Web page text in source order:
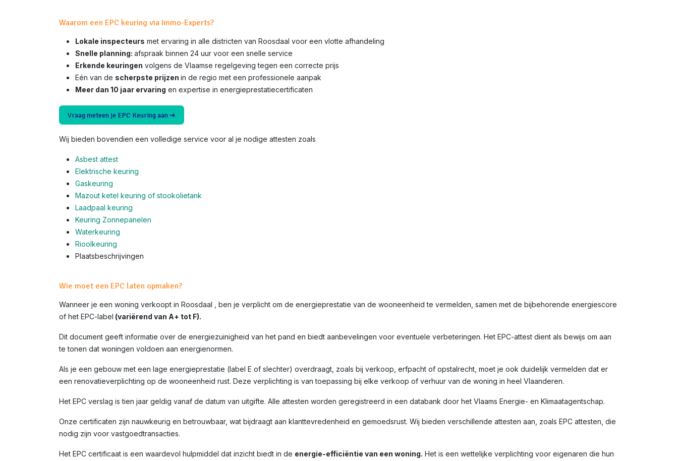
Waarom een EPC keuring via Immo-Experts?
Lokale inspecteurs met ervaring in alle districten van Roosdaal voor een vlotte afhandeling
Snelle planning: afspraak binnen 24 uur voor een snelle service
Erkende keuringen volgens de Vlaamse regelgeving tegen een correcte prijs
Eén van de scherpste prijzen in de regio met een professionele aanpak
Meer dan 10 jaar ervaring en expertise in energieprestatiecertificaten
Vraag meteen je EPC Keuring aan ➜
Wij bieden bovendien een volledige service voor al je nodige attesten zoals
Asbest attest
Elektrische keuring
Gaskeuring
Mazout ketel keuring of stookolietank
Laadpaal keuring
Keuring Zonnepanelen
Waterkeuring
Rioolkeuring
Plaatsbeschrijvingen
Wie moet een EPC laten opmaken?
Wanneer je een woning verkoopt in Roosdaal , ben je verplicht om de energieprestatie van de wooneenheid te vermelden, samen met de bijbehorende energiescore
of het EPC-label (variërend van A+ tot F).
Dit document geeft informatie over de energiezuinigheid van het pand en biedt aanbevelingen voor eventuele verbeteringen. Het EPC-attest dient als bewijs om aan
te tonen dat woningen voldoen aan energienormen.
Als je een gebouw met een lage energieprestatie (label E of slechter) overdraagt, zoals bij verkoop, erfpacht of opstalrecht, moet je ook duidelijk vermelden dat er
een renovatieverplichting op de wooneenheid rust. Deze verplichting is van toepassing bij elke verkoop of verhuur van de woning in heel Vlaanderen.
Het EPC verslag is tien jaar geldig vanaf de datum van uitgifte. Alle attesten worden geregistreerd in een databank door het Vlaams Energie- en Klimaatagentschap.
Onze certificaten zijn nauwkeurig en betrouwbaar, wat bijdraagt aan klanttevredenheid en gemoedsrust. Wij bieden verschillende attesten aan, zoals EPC attesten, die
nodig zijn voor vastgoedtransacties.
Het EPC certificaat is een waardevol hulpmiddel dat inzicht biedt in de energie-efficiëntie van een woning. Het is een wettelijke verplichting voor eigenaren die hun